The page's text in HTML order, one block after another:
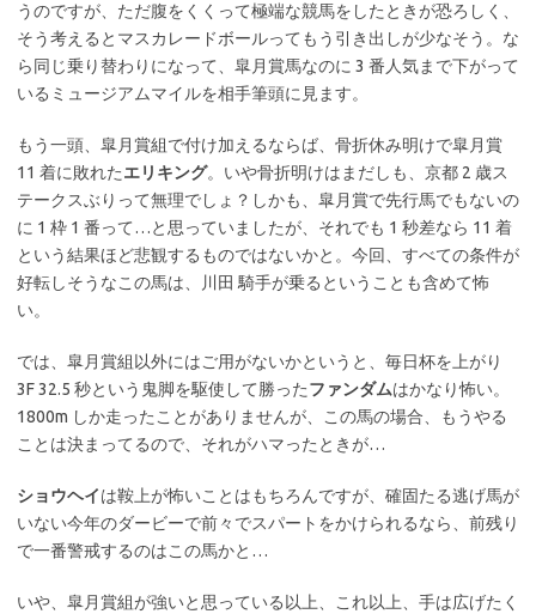
うのですが、ただ腹をくくって極端な競馬をしたときが恐ろしく、
そう考えるとマスカレードボールってもう引き出しが少なそう。な
ら同じ乗り替わりになって、皐月賞馬なのに 3 番人気まで下がって
いるミュージアムマイルを相手筆頭に見ます。
もう一頭、皐月賞組で付け加えるならば、骨折休み明けで皐月賞
11 着に敗れたエリキング。いや骨折明けはまだしも、京都 2 歳ス
テークスぶりって無理でしょ？しかも、皐月賞で先行馬でもないの
に 1 枠 1 番って…と思っていましたが、それでも 1 秒差なら 11 着
という結果ほど悲観するものではないかと。今回、すべての条件が
好転しそうなこの馬は、川田 騎手が乗るということも含めて怖
い。
では、皐月賞組以外にはご用がないかというと、毎日杯を上がり
3F 32.5 秒という鬼脚を駆使して勝ったファンダムはかなり怖い。
1800m しか走ったことがありませんが、この馬の場合、もうやる
ことは決まってるので、それがハマったときが…
ショウヘイは鞍上が怖いことはもちろんですが、確固たる逃げ馬が
いない今年のダービーで前々でスパートをかけられるなら、前残り
で一番警戒するのはこの馬かと…
いや、皐月賞組が強いと思っている以上、これ以上、手は広げたく